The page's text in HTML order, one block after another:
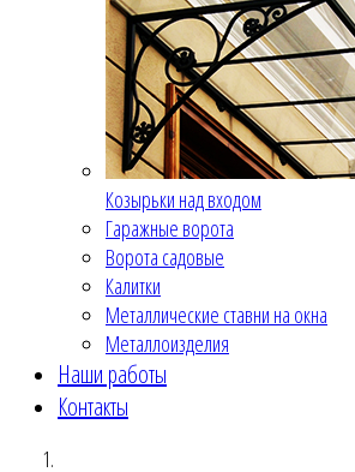
Козырьки над входом
Гаражные ворота
Ворота садовые
Калитки
Металлические ставни на окна
Металлоизделия
Наши работы
Контакты